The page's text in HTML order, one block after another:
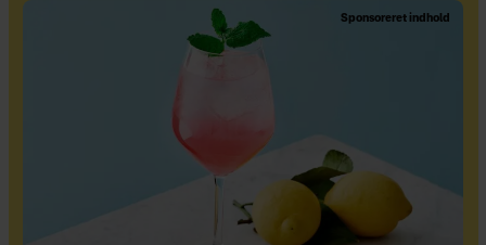
Sponsoreret indhold